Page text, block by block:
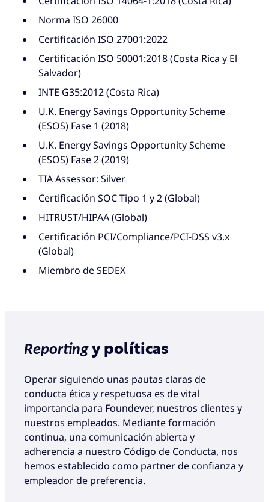
Sobornos de Reino Unido [
mejores prácticas internacionales.
Basada en el mapeo de riesgos, que se lleva a
actualiza constantemente. Además, impartimos
formación, concretamente a los empleados
más expuestos y a las partes externas
implicadas en la medida de lo posible y
llevamos a cabo controles del rendimiento
adecuado de nuestros procedimientos
internos.
Norma ISO 26000
Certificación ISO 27001:2022
Certificación ISO 50001:2018 (Costa Rica y El
Salvador)
INTE G35:2012 (Costa Rica)
U.K. Energy Savings Opportunity Scheme
(ESOS) Fase 1 (2018)
U.K. Energy Savings Opportunity Scheme
(ESOS) Fase 2 (2019)
TIA Assessor: Silver
Certificación SOC Tipo 1 y 2 (Global)
HITRUST/HIPAA (Global)
Certificación PCI/Compliance/PCI-DSS v3.x
(Global)
Miembro de SEDEX
Reporting y políticas
Operar siguiendo unas pautas claras de
conducta ética y respetuosa es de vital
importancia para Foundever, nuestros clientes y
nuestros empleados. Mediante formación
continua, una comunicación abierta y
adherencia a nuestro Código de Conducta, nos
hemos establecido como partner de confianza y
empleador de preferencia.